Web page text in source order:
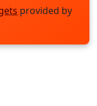
provided by